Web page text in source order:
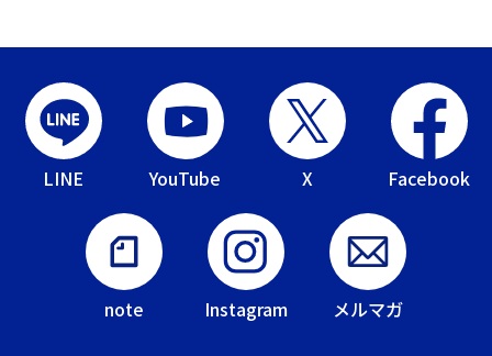
LINE YouTube X Facebook
note Instagram メルマガ